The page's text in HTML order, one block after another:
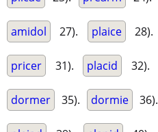
amidol 27). plaice 28).
pricer 31). placid 32).
dormer 35). dormie 36).